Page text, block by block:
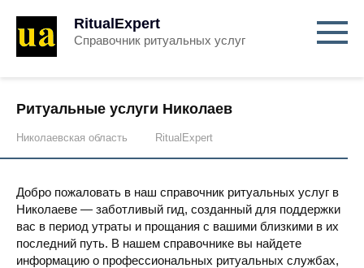
RitualExpert
Справочник ритуальных услуг
Ритуальные услуги Николаев
Николаевская область RitualExpert
Добро пожаловать в наш справочник ритуальных услуг в
Николаеве — заботливый гид, созданный для поддержки
вас в период утраты и прощания с вашими близкими в их
последний путь. В нашем справочнике вы найдете
информацию о профессиональных ритуальных службах,